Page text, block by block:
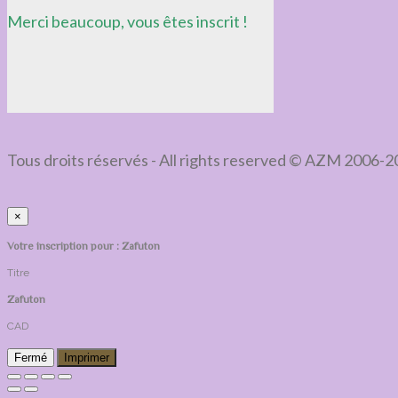
Merci beaucoup, vous êtes inscrit !
Tous droits réservés - All rights reserved © AZM 2006-
×
Votre inscription pour : Zafuton
Titre
Zafuton
CAD
Fermé Imprimer